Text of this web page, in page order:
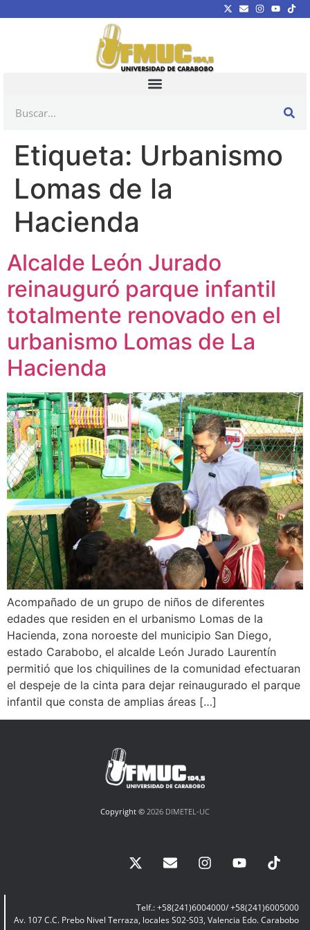
Etiqueta: Urbanismo
Lomas de la
Hacienda
Alcalde León Jurado
reinauguró parque infantil
totalmente renovado en el
urbanismo Lomas de La
Hacienda
Acompañado de un grupo de niños de diferentes
edades que residen en el urbanismo Lomas de la
Hacienda, zona noroeste del municipio San Diego,
estado Carabobo, el alcalde León Jurado Laurentín
permitió que los chiquilines de la comunidad efectuaran
el despeje de la cinta para dejar reinaugurado el parque
infantil que consta de amplias áreas […]
Copyright © 2026 DIMETEL-UC
Telf.: +58(241)6004000/ +58(241)6005000
Av. 107 C.C. Prebo Nivel Terraza, locales S02-S03, Valencia Edo. Carabobo